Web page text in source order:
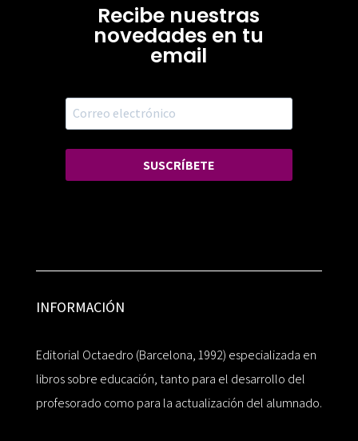
Recibe nuestras
novedades en tu
email
SUSCRÍBETE
INFORMACIÓN
Editorial Octaedro (Barcelona, 1992) especializada en
libros sobre educación, tanto para el desarrollo del
profesorado como para la actualización del alumnado.